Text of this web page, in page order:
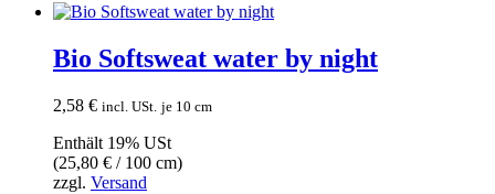
Bio Softsweat water by night
2,58 € incl. USt. je 10 cm
Enthält 19% USt
(25,80 € / 100 cm)
zzgl. Versand